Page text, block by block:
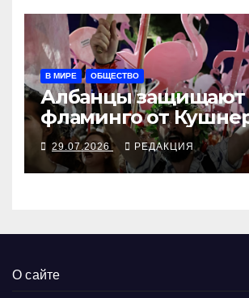
В МИРЕ ОБЩЕСТВО
Албанцы защищают
фламинго от
Рамы
29.07.2026 РЕДАКЦИЯ
О сайте